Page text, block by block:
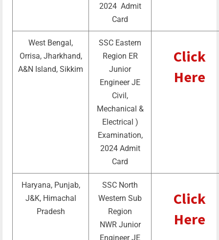
2024 Admit
Card
West Bengal,
Orrisa, Jharkhand,
A&N Island, Sikkim
SSC Eastern
Region ER
Junior
Engineer JE
Civil,
Mechanical &
Electrical )
Examination,
2024 Admit
Card
Click
Here
Haryana, Punjab,
J&K, Himachal
Pradesh
SSC North
Western Sub
Region
NWR Junior
Engineer JE
Click
Here